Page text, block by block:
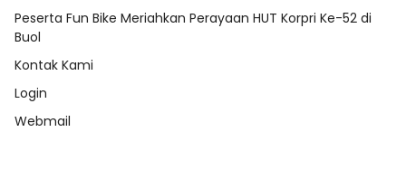
Peserta Fun Bike Meriahkan Perayaan HUT Korpri Ke-52 di
Buol
Kontak Kami
Login
Webmail